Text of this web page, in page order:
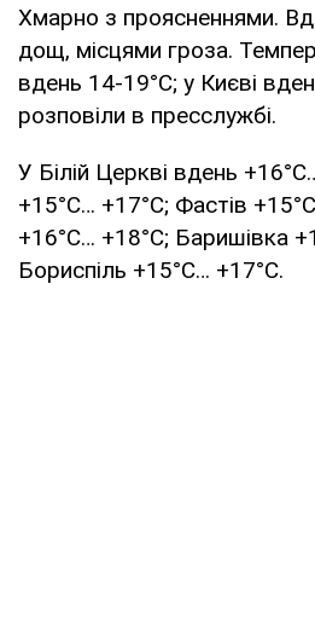
Хмарно з проясненнями.
дощ, місцями гроза.
вдень 14-19°С; у Києві
розповіли в пресслужбі.
У Білій Церкві вдень
+15°С… +17°С; Фастів
+16°С… +18°С; Баришівка
Бориспіль +15°С… +17°С.